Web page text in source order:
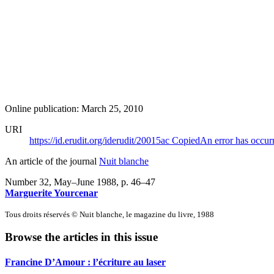
Online publication: March 25, 2010
URI
https://id.erudit.org/iderudit/20015ac CopiedAn error has
An article of the journal Nuit blanche
Number 32, May–June 1988, p. 46–47
Marguerite Yourcenar
Tous droits réservés © Nuit blanche, le magazine du livre, 1988
Browse the articles in this issue
Francine D’Amour : l’écriture au laser